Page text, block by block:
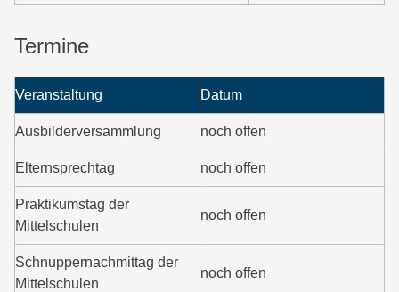
Termine
Veranstaltung Datum
Ausbilderversammlung noch offen
Elternsprechtag noch offen
Praktikumstag der
Mittelschulen
noch offen
Schnuppernachmittag der
Mittelschulen
noch offen